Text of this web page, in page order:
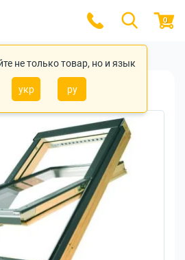
не только товар, но и язык
укр ру
0
FAKRO FTS-V U2 10
дерево